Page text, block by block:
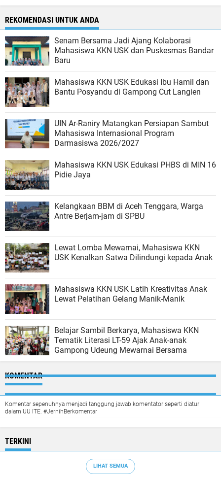
REKOMENDASI UNTUK ANDA
Senam Bersama Jadi Ajang Kolaborasi
Mahasiswa KKN USK dan Puskesmas Bandar
Baru
Mahasiswa KKN USK Edukasi Ibu Hamil dan
Bantu Posyandu di Gampong Cut Langien
UIN Ar-Raniry Matangkan Persiapan Sambut
Mahasiswa Internasional Program
Darmasiswa 2026/2027
Mahasiswa KKN USK Edukasi PHBS di MIN 16
Pidie Jaya
Kelangkaan BBM di Aceh Tenggara, Warga
Antre Berjam-jam di SPBU
Lewat Lomba Mewarnai, Mahasiswa KKN
USK Kenalkan Satwa Dilindungi kepada Anak
Mahasiswa KKN USK Latih Kreativitas Anak
Lewat Pelatihan Gelang Manik-Manik
Belajar Sambil Berkarya, Mahasiswa KKN
Tematik Literasi LT-59 Ajak Anak-anak
Gampong Udeung Mewarnai Bersama
KOMENTAR
Komentar sepenuhnya menjadi tanggung jawab komentator seperti diatur
dalam UU ITE. #JernihBerkomentar
TERKINI
LIHAT SEMUA